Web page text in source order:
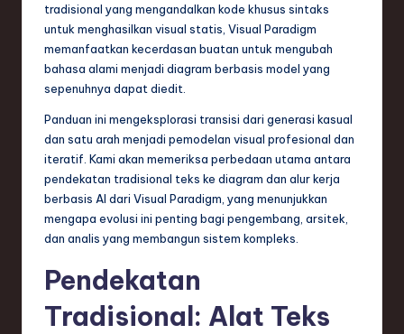
T
d
in
S
tradisional yang mengandalkan kode khusus sintaks
untuk menghasilkan visual statis, Visual Paradigm
memanfaatkan kecerdasan buatan untuk mengubah
bahasa alami menjadi diagram berbasis model yang
sepenuhnya dapat diedit.
Panduan ini mengeksplorasi transisi dari generasi kasual
dan satu arah menjadi pemodelan visual profesional dan
iteratif. Kami akan memeriksa perbedaan utama antara
pendekatan tradisional teks ke diagram dan alur kerja
berbasis AI dari Visual Paradigm, yang menunjukkan
mengapa evolusi ini penting bagi pengembang, arsitek,
dan analis yang membangun sistem kompleks.
Pendekatan
Tradisional: Alat Teks